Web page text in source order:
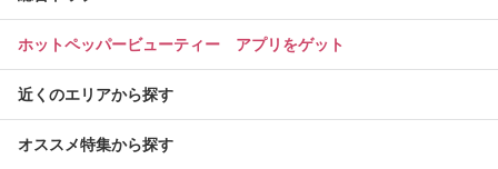
ホットペッパービューティー アプリをゲット
近くのエリアから探す
オススメ特集から探す